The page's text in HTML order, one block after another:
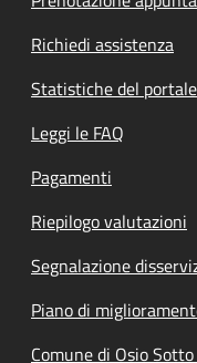
Richiedi assistenza
Statistiche del portale
Leggi le FAQ
Pagamenti
Riepilogo valutazioni
Segnalazione
Piano di
Comune di Osio